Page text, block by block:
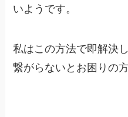
いようです。
私はこの方法で即解決
繋がらないとお困りの